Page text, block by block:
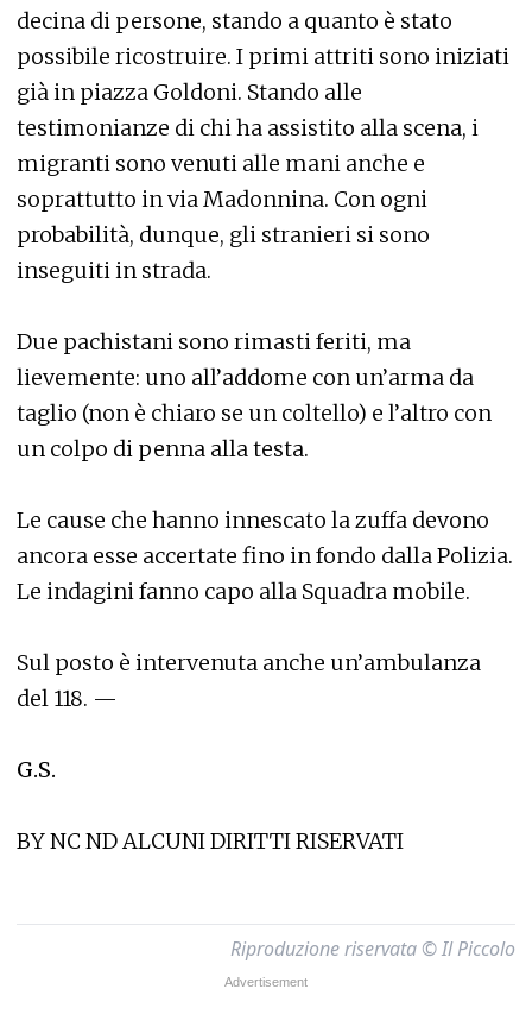
decina di persone, stando a quanto è stato
possibile ricostruire. I primi attriti sono iniziati
già in piazza Goldoni. Stando alle
testimonianze di chi ha assistito alla scena, i
migranti sono venuti alle mani anche e
soprattutto in via Madonnina. Con ogni
probabilità, dunque, gli stranieri si sono
inseguiti in strada.
Due pachistani sono rimasti feriti, ma
lievemente: uno all’addome con un’arma da
taglio (non è chiaro se un coltello) e l’altro con
un colpo di penna alla testa.
Le cause che hanno innescato la zuffa devono
ancora esse accertate fino in fondo dalla Polizia.
Le indagini fanno capo alla Squadra mobile.
Sul posto è intervenuta anche un’ambulanza
del 118. —
G.S.
BY NC ND ALCUNI DIRITTI RISERVATI
Riproduzione riservata © Il Piccolo